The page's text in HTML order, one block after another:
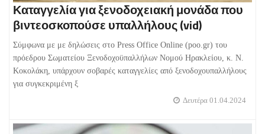
Καταγγελία για ξενοδοχειακή μονάδα που
βιντεοσκοπούσε υπαλλήλους (vid)
Σύμφωνα με με δηλώσεις στο Press Office Online (poo.gr) του
πρόεδρου Σωματείου Ξενοδοχοϋπαλλήλων Νομού Ηρακλείου, κ. Ν.
Κοκολάκη, υπάρχουν σοβαρές καταγγελίες από ξενοδοχουπαλλήλους
για συγκεκριμένη ξ
Δευτέρα 01.04.2024